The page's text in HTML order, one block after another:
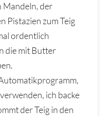
Mandeln, der
Pistazien zum Teig
ordentlich
die mit Butter
ich backe
der Teig in den